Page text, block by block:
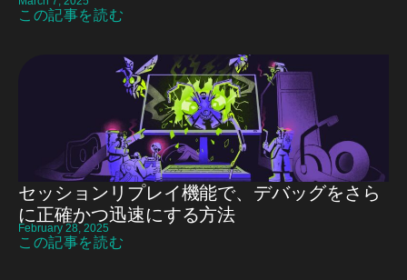
この記事を読む
セッションリプレイ機能で、デバッグをさら
に正確かつ迅速にする方法
February 28, 2025
この記事を読む